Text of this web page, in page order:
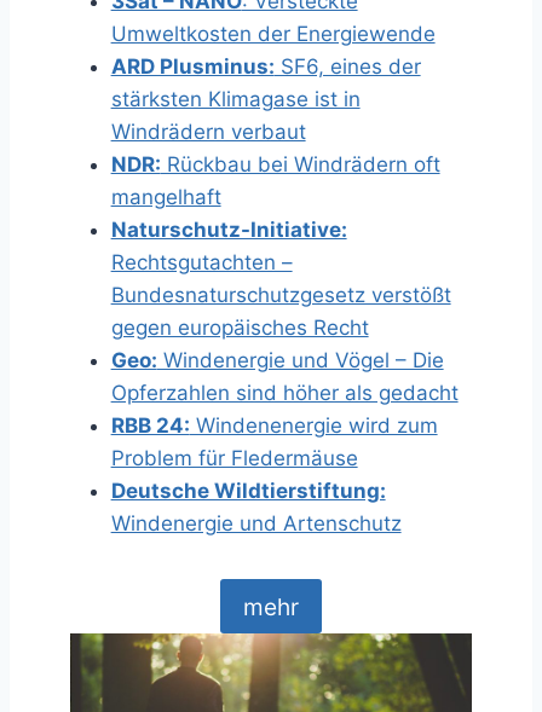
Umweltkosten der Energiewende
ARD Plusminus: SF6, eines der
stärksten Klimagase ist in
Windrädern verbaut
NDR: Rückbau bei Windrädern oft
mangelhaft
Naturschutz-Initiative:
Rechtsgutachten –
Bundesnaturschutzgesetz verstößt
gegen europäisches Recht
Geo: Windenergie und Vögel – Die
Opferzahlen sind höher als gedacht
RBB 24: Windenenergie wird zum
Problem für Fledermäuse
Deutsche Wildtierstiftung:
Windenergie und Artenschutz
mehr